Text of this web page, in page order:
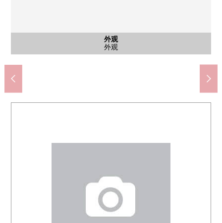
外观
外观
客厅
客厅
客厅
客厅
公共汽车
公共汽车
厨房
厨房
厨房
厨房
洗脸
盥洗台
厕所
厕所
外观
外观
外观
外观
含有前面道路的外观
南侧前面道路
含有前面道路的外观
南侧前面道路
含有前面道路的外观
北侧前面道路
含有前面道路的外观
北侧前面道路